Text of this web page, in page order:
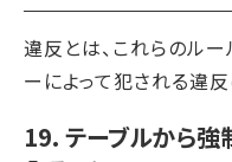
違反とは、これらのルー
ーによって犯される違反
19. テーブルから強